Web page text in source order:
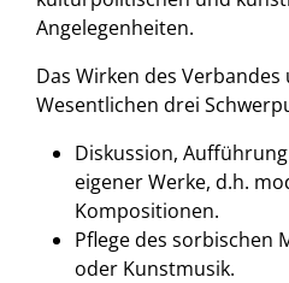
Angelegenheiten.
Das Wirken des
Wesentlichen drei
Diskussion,
eigener Werke, d.h.
Kompositionen.
Pflege des sorbischen
oder Kunstmusik.